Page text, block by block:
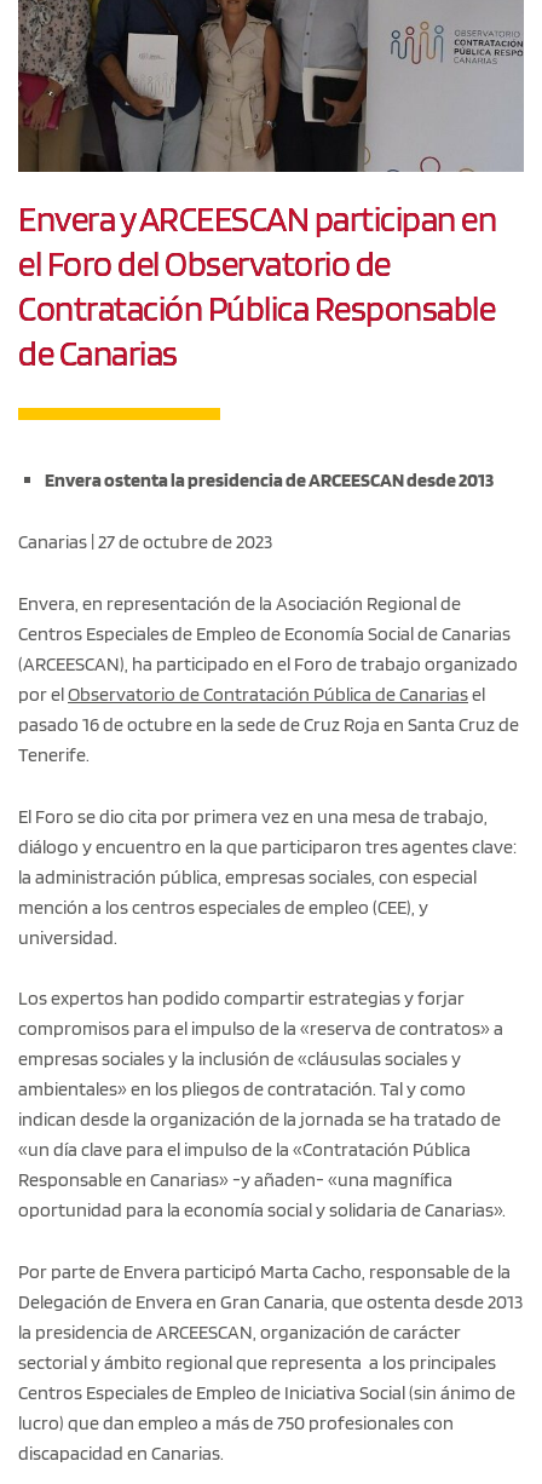
Envera y ARCEESCAN participan en
el Foro del Observatorio de
Contratación Pública Responsable
de Canarias
Envera ostenta la presidencia de ARCEESCAN desde 2013
Canarias | 27 de octubre de 2023
Envera, en representación de la Asociación Regional de
Centros Especiales de Empleo de Economía Social de Canarias
(ARCEESCAN), ha participado en el Foro de trabajo organizado
por elObservatorio de Contratación Pública de Canariasel
pasado 16 de octubre en la sede de Cruz Roja en Santa Cruz de
Tenerife.
El Foro se dio cita por primera vez en una mesa de trabajo,
diálogo y encuentro en la que participaron tres agentes clave:
la administración pública, empresas sociales, con especial
mención a los centros especiales de empleo (CEE), y
universidad.
Los expertos han podido compartir estrategias y forjar
compromisos para el impulso de la «reserva de contratos» a
empresas sociales y la inclusión de «cláusulas sociales y
ambientales» en los pliegos de contratación. Tal y como
indican desde la organización de la jornada se ha tratado de
«un día clave para el impulso de la «Contratación Pública
Responsable en Canarias» -y añaden- «una magnífica
oportunidad para la economía social y solidaria de Canarias».
Por parte de Envera participó Marta Cacho, responsable de la
Delegación de Envera en Gran Canaria, que ostenta desde 2013
la presidencia de ARCEESCAN, organización de carácter
sectorial y ámbito regional que representa a los principales
Centros Especiales de Empleo de Iniciativa Social (sin ánimo de
lucro) que dan empleo a más de 750 profesionales con
discapacidad en Canarias.